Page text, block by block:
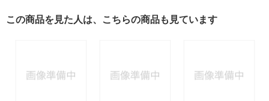
この商品を見た人は、こちらの商品も見ています